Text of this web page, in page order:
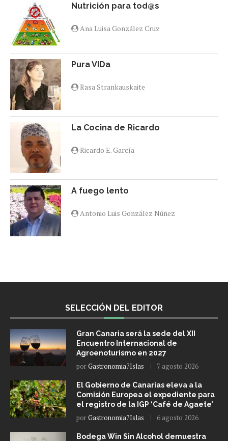
Nutrición para tod@s
Ana Luisa González Cruz
Pura VIDa
Rasa Strankauskaite
La Cocina de Ricardo
Ricardo E. García
A fuego lento
Antonio Luis González Núñez
SELECCIÓN DEL EDITOR
Gran Canaria será la sede del XII
Encuentro Internacional de
Agroenoturismo en 2027
porGastronomia7Islas 7 agosto 2026
El Gobierno de Canarias eleva a la
Comisión Europea el expediente para
el registro de la IGP ‘Café de Agaete’
porGastronomia7Islas 6 agosto 2026
Bodega Win Sin Alcohol demuestra